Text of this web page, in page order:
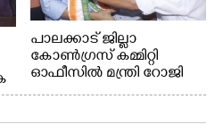
പാലക്കാട് ജില്ലാ
കോൺഗ്രസ് കമ്മിറ്റി
ഓഫീസിൽ മന്ത്രി റോജി
എം ജോണിന്